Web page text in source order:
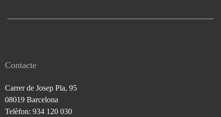
Contacte
Carrer de Josep Pla, 95
08019 Barcelona
Telèfon: 934 120 030